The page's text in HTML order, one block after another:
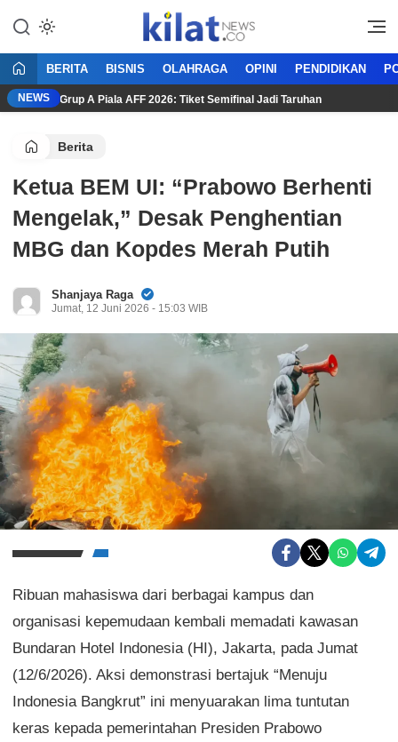
KilatNews.co
Mencerdaskan Anak Bangsa
BERITA BISNIS OLAHRAGA OPINI PENDIDIKAN
NEWSGrup A Piala AFF 2026: Tiket Semifinal Jadi Taruhan
Berita
Ketua BEM UI: “Prabowo Berhenti
Mengelak,” Desak Penghentian
MBG dan Kopdes Merah Putih
Shanjaya Raga
Jumat, 12 Juni 2026 - 15:03 WIB
Ribuan mahasiswa dari berbagai kampus dan
organisasi kepemudaan kembali memadati kawasan
Bundaran Hotel Indonesia (HI), Jakarta, pada Jumat
(12/6/2026). Aksi demonstrasi bertajuk “Menuju
Indonesia Bangkrut” ini menyuarakan lima tuntutan
keras kepada pemerintahan Presiden Prabowo